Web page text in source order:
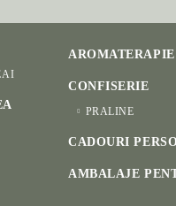
AROMATERAPIE
CONFISERIE
PRALINE
CADOURI
AMBALAJE